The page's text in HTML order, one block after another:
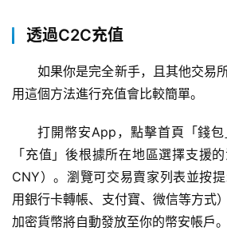
透過C2C充值
如果你是完全新手，且其他交易
用這個方法進行充值會比較簡單。
打開幣安App，點擊首頁「錢
「充值」後根據所在地區選擇支援
CNY）。瀏覽可交易賣家列表並按
用銀行卡轉帳、支付寶、微信等方式
加密貨幣將自動發放至你的幣安帳戶。